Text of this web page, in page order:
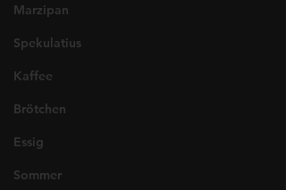
Marzipan
Spekulatius
Kaffee
Brötchen
Essig
Sommer